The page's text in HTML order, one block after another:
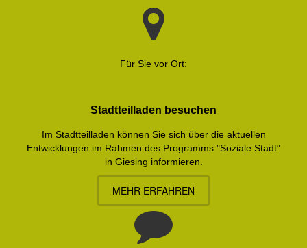
Für Sie vor Ort:
Stadtteilladen besuchen
Im Stadtteilladen können Sie sich über die aktuellen
Entwicklungen im Rahmen des Programms "Soziale Stadt"
in Giesing informieren.
MEHR ERFAHREN